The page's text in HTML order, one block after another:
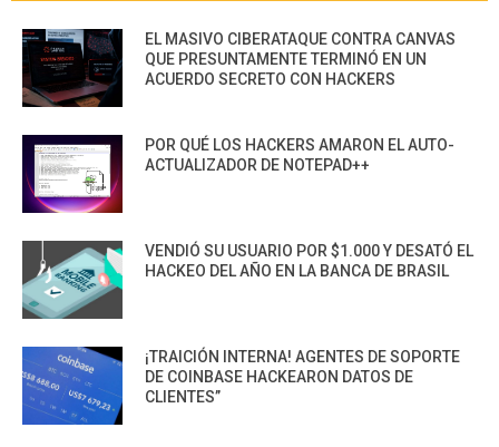
EL MASIVO CIBERATAQUE CONTRA CANVAS
QUE PRESUNTAMENTE TERMINÓ EN UN
ACUERDO SECRETO CON HACKERS
POR QUÉ LOS HACKERS AMARON EL AUTO-
ACTUALIZADOR DE NOTEPAD++
VENDIÓ SU USUARIO POR $1.000 Y DESATÓ EL
HACKEO DEL AÑO EN LA BANCA DE BRASIL
¡TRAICIÓN INTERNA! AGENTES DE SOPORTE
DE COINBASE HACKEARON DATOS DE
CLIENTES”